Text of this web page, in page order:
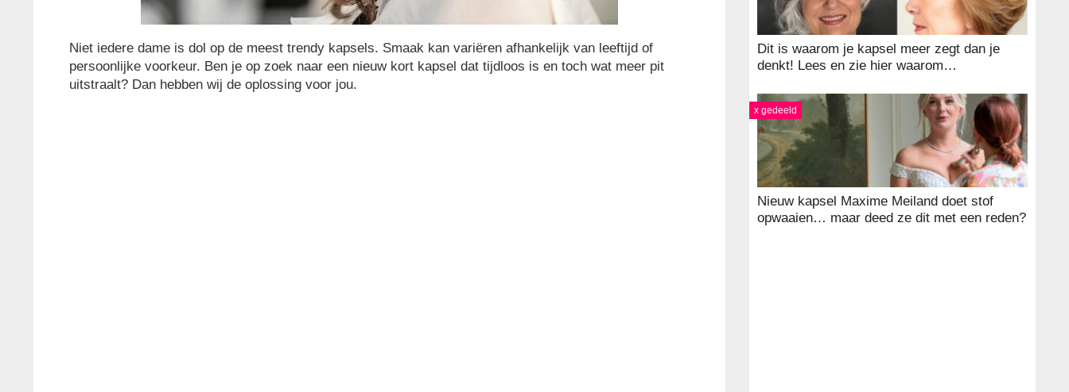
Niet iedere dame is dol op de meest trendy kapsels. Smaak kan variëren afhankelijk van leeftijd of
persoonlijke voorkeur. Ben je op zoek naar een nieuw kort kapsel dat tijdloos is en toch wat meer pit
uitstraalt? Dan hebben wij de oplossing voor jou.
Dit is waarom je kapsel meer zegt dan je
denkt! Lees en zie hier waarom…
x gedeeld
Nieuw kapsel Maxime Meiland doet stof
opwaaien… maar deed ze dit met een reden?